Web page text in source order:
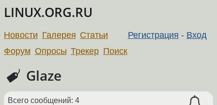
LINUX.ORG.RU
Регистрация - Вход
Новости Галерея Статьи
Форум Опросы Трекер Поиск
Glaze
Всего сообщений: 4